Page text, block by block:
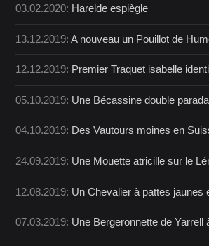
03.02.2020: Harelde espiègle
13.12.2019:A nouveau un Pouillot de
12.12.2019: Premier Traquet isabelle
05.10.2019: Une Bécassine double
04.10.2019: Des Vautours moines en
24.09.2019: Une Mouette atricille sur le
12.08.2019: Un Chevalier à pattes jaunes
07.03.2019: Une Bergeronnette de Yarrell